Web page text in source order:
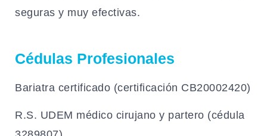
seguras y muy efectivas.
Cédulas Profesionales
Bariatra certificado (certificación CB20002420)
R.S. UDEM médico cirujano y partero (cédula